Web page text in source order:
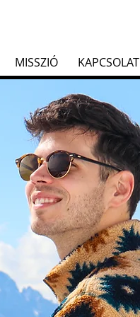
MISSZIÓ KAPCSOLAT